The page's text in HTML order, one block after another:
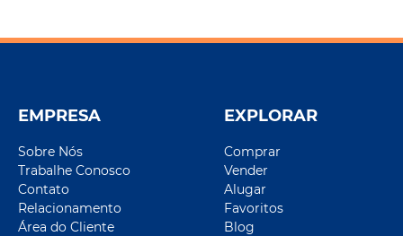
EMPRESA
Sobre Nós
Trabalhe Conosco
Contato
Relacionamento
Área do Cliente
EXPLORAR
Comprar
Vender
Alugar
Favoritos
Blog